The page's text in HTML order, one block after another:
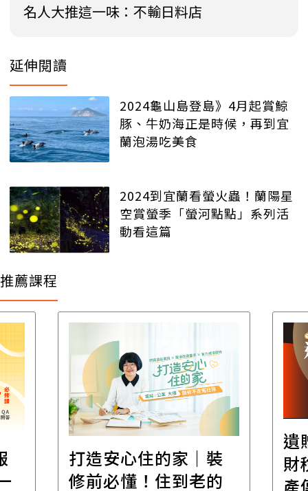
名人大推這一味：不輸日料店
延伸閱讀
2024龜山島登島》4月起賞鯨
豚、牛奶海正是時候，再到宜
蘭泡湯吃美食
2024到宜蘭看螢火蟲！蘭陽星
空賞螢季「螢河點點」系列活
動看這篇
推薦課程
打造安心住的家｜裝
修前必懂！住到老的
遺
財
產